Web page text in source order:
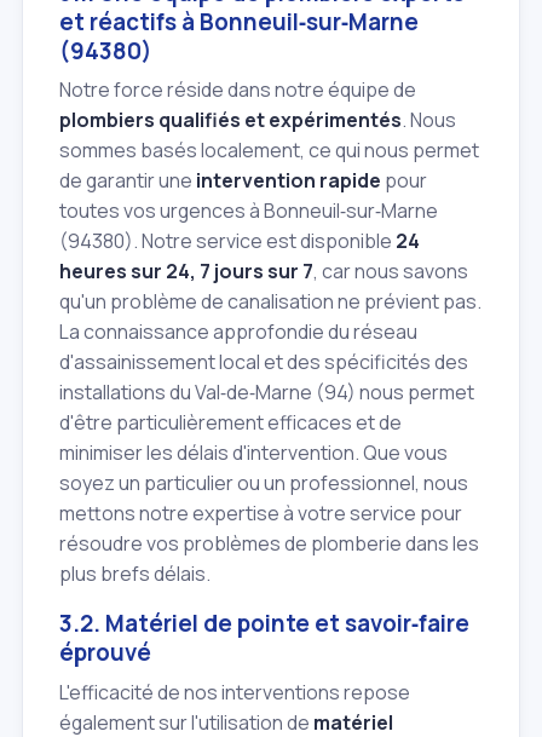
et réactifs à Bonneuil‑sur‑Marne
(94380)
Notre force réside dans notre équipe de
plombiers qualifiés et expérimentés. Nous
sommes basés localement, ce qui nous permet
de garantir une intervention rapide pour
toutes vos urgences à Bonneuil‑sur‑Marne
(94380). Notre service est disponible 24
heures sur 24, 7 jours sur 7, car nous savons
qu'un problème de canalisation ne prévient pas.
La connaissance approfondie du réseau
d'assainissement local et des spécificités des
installations du Val‑de‑Marne (94) nous permet
d'être particulièrement efficaces et de
minimiser les délais d'intervention. Que vous
soyez un particulier ou un professionnel, nous
mettons notre expertise à votre service pour
résoudre vos problèmes de plomberie dans les
plus brefs délais.
3.2. Matériel de pointe et savoir‑faire
éprouvé
L'efficacité de nos interventions repose
également sur l'utilisation de matériel